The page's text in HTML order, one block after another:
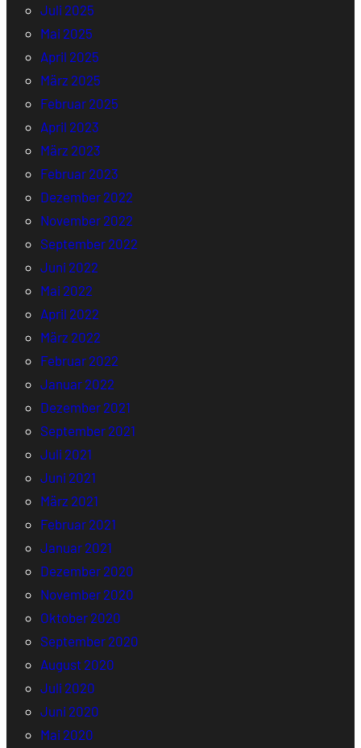
Juli 2025
Mai 2025
April 2025
März 2025
Februar 2025
April 2023
März 2023
Februar 2023
Dezember 2022
November 2022
September 2022
Juni 2022
Mai 2022
April 2022
März 2022
Februar 2022
Januar 2022
Dezember 2021
September 2021
Juli 2021
Juni 2021
März 2021
Februar 2021
Januar 2021
Dezember 2020
November 2020
Oktober 2020
September 2020
August 2020
Juli 2020
Juni 2020
Mai 2020